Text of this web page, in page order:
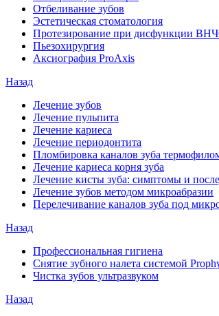
Отбеливание зубов
Эстетическая стоматология
Протезирование при дисфункции
Пьезохирургия
Аксиография ProAxis
Назад
Лечение зубов
Лечение пульпита
Лечение кариеса
Лечение периодонтита
Пломбировка каналов зуба
Лечение кариеса корня зуба
Лечение кисты зуба: симптомы и
Лечение зубов методом микроабразии
Перелечивание каналов зуба под
Назад
Профессиональная гигиена
Снятие зубного налета системой
Чистка зубов ультразвуком
Назад